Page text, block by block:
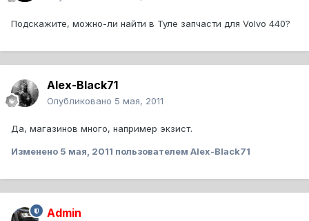
Подскажите, можно-ли найти в Туле запчасти для Volvo 440?
Alex-Black71
Опубликовано 5 мая, 2011
Да, магазинов много, например экзист.
Изменено 5 мая, 2011 пользователем Alex-Black71
Admin